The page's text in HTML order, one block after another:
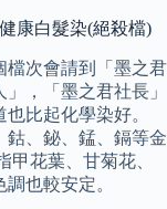
康白髮染(絕殺檔)
檔次會請到「墨之君
，「墨之君社長」
比起化學染好。
鈷、鉍、錳、鎘等金
甲花葉、甘菊花、
也較安定。